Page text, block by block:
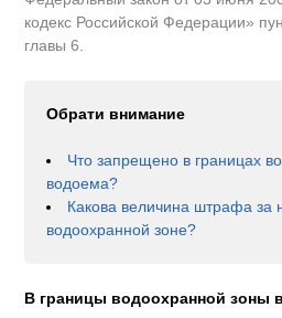
кодекс Российской Федерации»
главы 6.
Обрати внимание
Что запрещено в границах
водоема?
Какова величина штрафа за
водоохранной зоне?
В границы водоохранной зоны